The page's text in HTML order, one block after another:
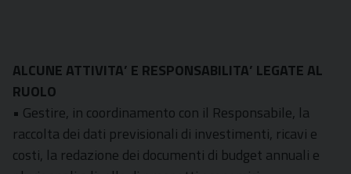
ALCUNE ATTIVITA’ E RESPONSABILITA’ LEGATE AL
RUOLO
• Gestire, in coordinamento con il Responsabile, la
raccolta dei dati previsionali di investimenti, ricavi e
costi, la redazione dei documenti di budget annuali e